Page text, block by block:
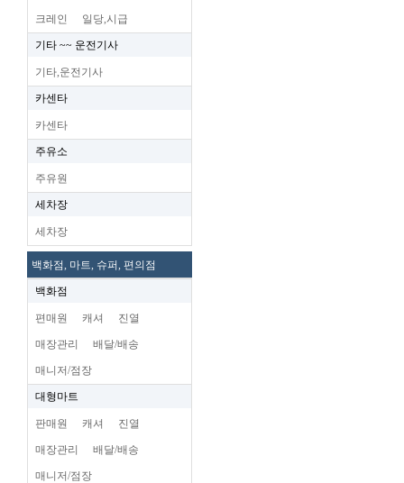
크레인 일당,시급
기타 ~~ 운전기사
기타,운전기사
카센타
카센타
주유소
주유원
세차장
세차장
백화점, 마트, 슈퍼, 편의점
백화점
편매원 캐셔 진열
매장관리 배달/배송
매니저/점장
대형마트
판매원 캐셔 진열
매장관리 배달/배송
매니저/점장